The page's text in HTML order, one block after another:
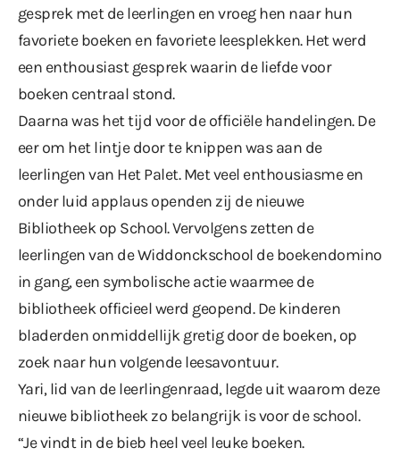
gesprek met de leerlingen en vroeg hen naar hun
favoriete boeken en favoriete leesplekken. Het werd
een enthousiast gesprek waarin de liefde voor
boeken centraal stond.
Daarna was het tijd voor de officiële handelingen. De
eer om het lintje door te knippen was aan de
leerlingen van Het Palet. Met veel enthousiasme en
onder luid applaus openden zij de nieuwe
Bibliotheek op School. Vervolgens zetten de
leerlingen van de Widdonckschool de boekendomino
in gang, een symbolische actie waarmee de
bibliotheek officieel werd geopend. De kinderen
bladerden onmiddellijk gretig door de boeken, op
zoek naar hun volgende leesavontuur.
Yari, lid van de leerlingenraad, legde uit waarom deze
nieuwe bibliotheek zo belangrijk is voor de school.
“Je vindt in de bieb heel veel leuke boeken.